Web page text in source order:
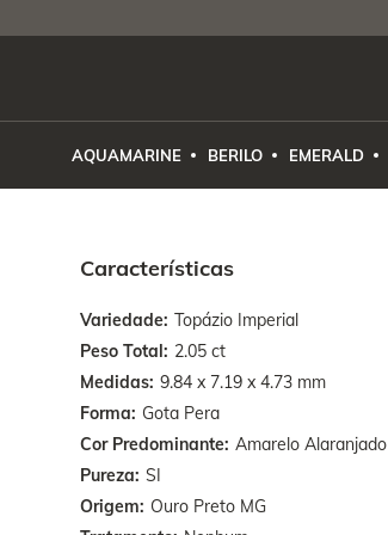
AQUAMARINE BERILO EMERALD
Características
Variedade Topázio Imperial
Peso Total 2.05 ct
Medidas 9.84 x 7.19 x 4.73 mm
Forma Gota Pera
Cor Predominante Amarelo Alaranjado
Pureza SI
Origem Ouro Preto MG